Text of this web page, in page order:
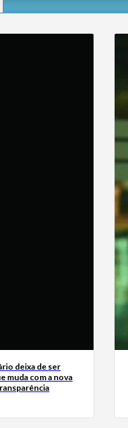
deixa de ser
muda com a nova